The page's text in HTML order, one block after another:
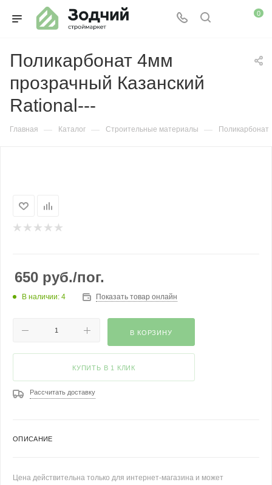
0
Поликарбонат 4мм
прозрачный Казанский
Rational---
Главная — Каталог — Строительные материалы — Поликарбонат
650 руб./пог.
В наличии: 4 Показать товар онлайн
В КОРЗИНУ
КУПИТЬ В 1 КЛИК
Рассчитать доставку
ОПИСАНИЕ
Цена действительна только для интернет-магазина и может